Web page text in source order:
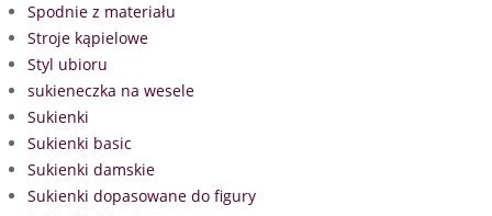
Spodnie z materiału
Stroje kąpielowe
Styl ubioru
sukieneczka na wesele
Sukienki
Sukienki basic
Sukienki damskie
Sukienki dopasowane do figury